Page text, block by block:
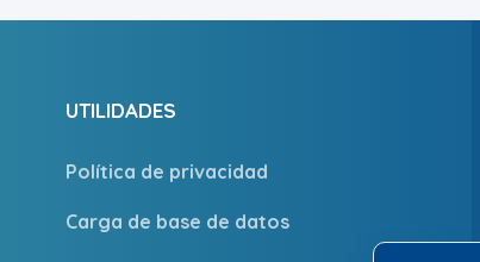
UTILIDADES
Política de privacidad
Carga de base de datos